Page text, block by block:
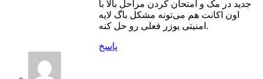
جدید در مک و امتحان کردن مراحل بالا با
اون اکانت هم می‌تونه مشکل باگ لایه
امنیتی یوزر فعلی رو حل کنه.
پاسخ